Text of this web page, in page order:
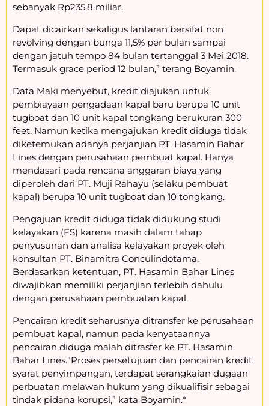
sebanyak Rp235,8 miliar.
Dapat dicairkan sekaligus lantaran bersifat non
revolving dengan bunga 11,5% per bulan sampai
dengan jatuh tempo 84 bulan tertanggal 3 Mei 2018.
Termasuk grace period 12 bulan,” terang Boyamin.
Data Maki menyebut, kredit diajukan untuk
pembiayaan pengadaan kapal baru berupa 10 unit
tugboat dan 10 unit kapal tongkang berukuran 300
feet. Namun ketika mengajukan kredit diduga tidak
diketemukan adanya perjanjian PT. Hasamin Bahar
Lines dengan perusahaan pembuat kapal. Hanya
mendasari pada rencana anggaran biaya yang
diperoleh dari PT. Muji Rahayu (selaku pembuat
kapal) berupa 10 unit tugboat dan 10 tongkang.
Pengajuan kredit diduga tidak didukung studi
kelayakan (FS) karena masih dalam tahap
penyusunan dan analisa kelayakan proyek oleh
konsultan PT. Binamitra Conculindotama.
Berdasarkan ketentuan, PT. Hasamin Bahar Lines
diwajibkan memiliki perjanjian terlebih dahulu
dengan perusahaan pembuatan kapal.
Pencairan kredit seharusnya ditransfer ke perusahaan
pembuat kapal, namun pada kenyataannya
pencairan diduga malah ditrasfer ke PT. Hasamin
Bahar Lines.”Proses persetujuan dan pencairan kredit
syarat penyimpangan, terdapat serangkaian dugaan
perbuatan melawan hukum yang dikualifisir sebagai
tindak pidana korupsi,” kata Boyamin.*